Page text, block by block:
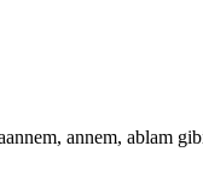
annem, ablam